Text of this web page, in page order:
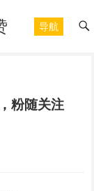
导航
粉随关注